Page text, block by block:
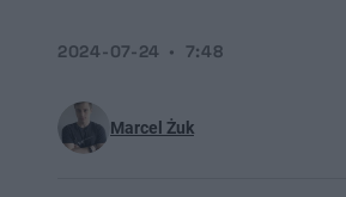
Marcel Żuk
2024-07-24 7:48